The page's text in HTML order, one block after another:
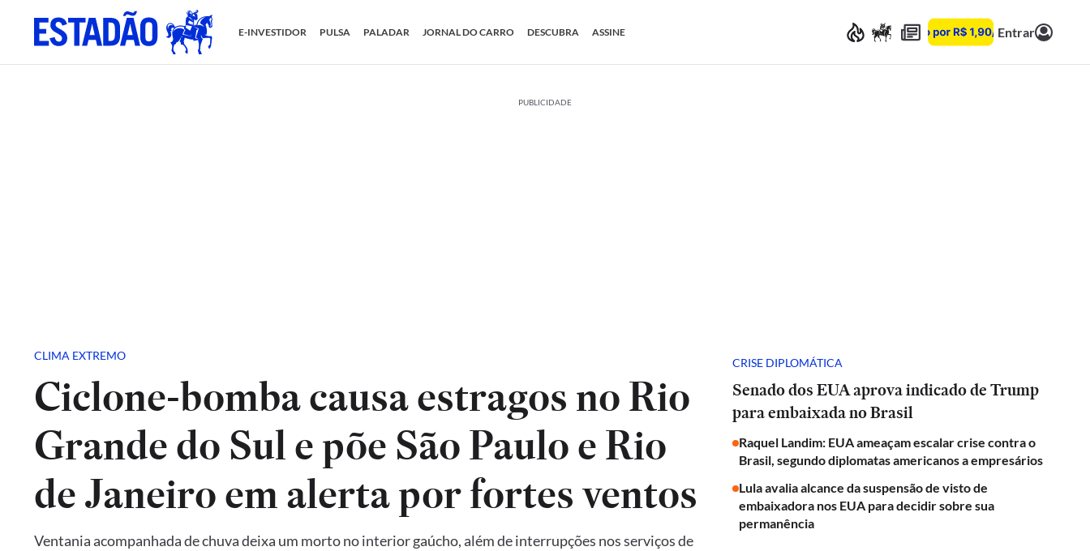
E-INVESTIDOR PULSA PALADAR JORNAL DO CARRO DESCUBRA ASSINE Entrar
PUBLICIDADE
CLIMA EXTREMO
Ciclone-bomba causa estragos no Rio
Grande do Sul e põe São Paulo e Rio
de Janeiro em alerta por fortes ventos
Ventania acompanhada de chuva deixa um morto no interior gaúcho, além de interrupções nos serviços de
CRISE DIPLOMÁTICA
Senado dos EUA aprova indicado de Trump
para embaixada no Brasil
Raquel Landim: EUA ameaçam escalar crise contra o
Brasil, segundo diplomatas americanos a empresários
Lula avalia alcance da suspensão de visto de
embaixadora nos EUA para decidir sobre sua
permanência